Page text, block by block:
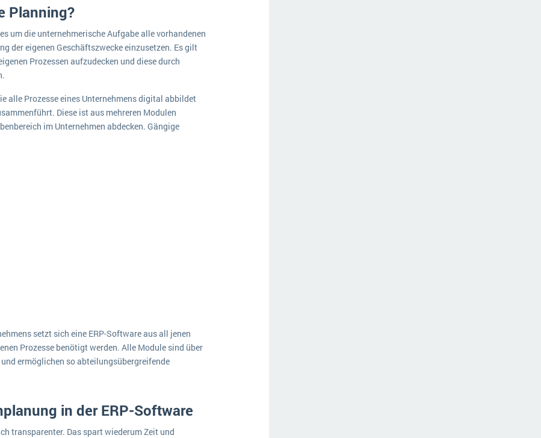
Planning?
um die unternehmerische Aufgabe alle vorhandenen
der eigenen Geschäftszwecke einzusetzen. Es gilt
Prozessen aufzudecken und diese durch
alle Prozesse eines Unternehmens digital abbildet
Diese ist aus mehreren Modulen
im Unternehmen abdecken. Gängige
setzt sich eine ERP-Software aus all jenen
Prozesse benötigt werden. Alle Module sind über
ermöglichen so abteilungsübergreifende
in der ERP-Software
transparenter. Das spart wiederum Zeit und